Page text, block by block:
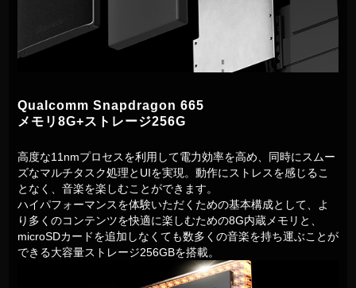
Qualcomm Snapdragon 665
メモリ8G+ストレージ256G
高度な11nmプロセスを利用して電力効率を高め、同時にスムー
ズなマルチタスク処理とUIを実現。動作にストレスを感じるこ
となく、音楽を楽しむことができます。
ハイパフォーマンスを体験いただくための基本構成として、よ
り多くのコンテンツを快適に楽しむための8G内蔵メモリと、
microSDカードを追加しなくても数多くの音楽を持ち運ぶことが
できる大容量ストレージ256GBを搭載。